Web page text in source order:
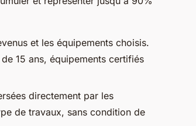
et les équipements choisis.
15 ans, équipements certifiés
directement par les
de travaux, sans condition de